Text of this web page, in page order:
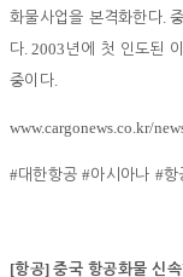
화물사업을 본격화한다.
다. 2003 년에 첫 인도된
중이다.
www.cargonews.co.kr/
#대한항공#아시아나 #항
[항공]중국 항공화물 신속